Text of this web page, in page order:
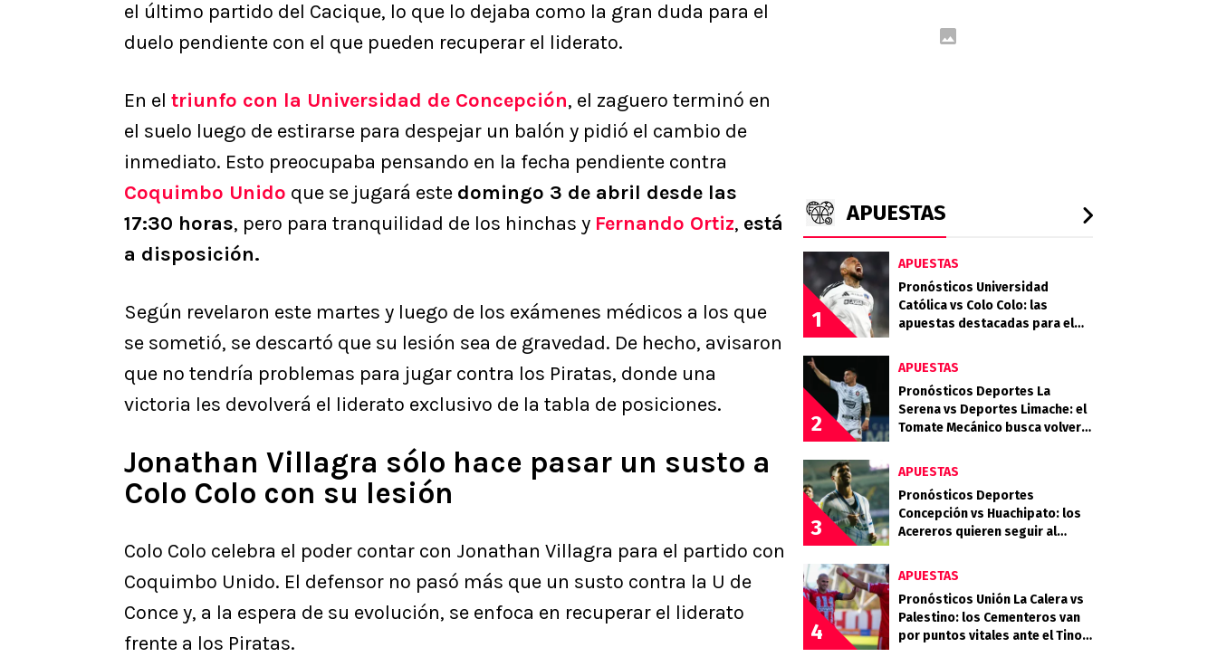
el último partido del Cacique, lo que lo dejaba como la gran duda para el
duelo pendiente con el que pueden recuperar el liderato.
En el triunfo con la Universidad de Concepción, el zaguero terminó en
el suelo luego de estirarse para despejar un balón y pidió el cambio de
inmediato. Esto preocupaba pensando en la fecha pendiente contra
Coquimbo Unido que se jugará este domingo 3 de abril desde las
17:30 horas, pero para tranquilidad de los hinchas y Fernando Ortiz, está
a disposición.
Según revelaron este martes y luego de los exámenes médicos a los que
se sometió, se descartó que su lesión sea de gravedad. De hecho, avisaron
que no tendría problemas para jugar contra los Piratas, donde una
victoria les devolverá el liderato exclusivo de la tabla de posiciones.
Jonathan Villagra sólo hace pasar un susto a
Colo Colo con su lesión
Colo Colo celebra el poder contar con Jonathan Villagra para el partido con
Coquimbo Unido. El defensor no pasó más que un susto contra la U de
Conce y, a la espera de su evolución, se enfoca en recuperar el liderato
frente a los Piratas.
APUESTAS
1
APUESTAS
Pronósticos Universidad
Católica vs Colo Colo: las
apuestas destacadas para el
2
APUESTAS
Pronósticos Deportes La
Serena vs Deportes Limache: el
Tomate Mecánico busca volver
3
APUESTAS
Pronósticos Deportes
Concepción vs Huachipato: los
Acereros quieren seguir al
4
APUESTAS
Pronósticos Unión La Calera vs
Palestino: los Cementeros van
por puntos vitales ante el Tino